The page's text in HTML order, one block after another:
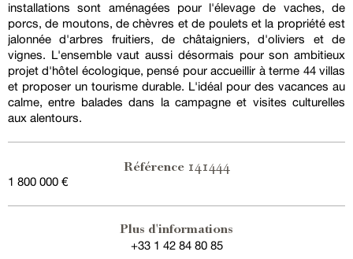
installations sont aménagées pour l'élevage de vaches, de
porcs, de moutons, de chèvres et de poulets et la propriété est
jalonnée d'arbres fruitiers, de châtaigniers, d'oliviers et de
vignes. L'ensemble vaut aussi désormais pour son ambitieux
projet d'hôtel écologique, pensé pour accueillir à terme 44 villas
et proposer un tourisme durable. L'idéal pour des vacances au
calme, entre balades dans la campagne et visites culturelles
aux alentours.
Référence 141444
1 800 000 €
Plus d'informations
+33 1 42 84 80 85